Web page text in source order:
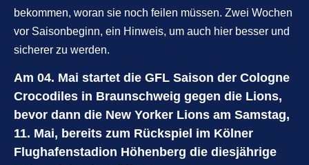
bekommen, woran sie noch feilen müssen. Zwei Wochen
vor Saisonbeginn, ein Hinweis, um auch hier besser und
sicherer zu werden.
Am 04. Mai startet die GFL Saison der Cologne
Crocodiles in Braunschweig gegen die Lions,
bevor dann die New Yorker Lions am Samstag,
11. Mai, bereits zum Rückspiel im Kölner
Flughafenstadion Höhenberg die diesjährige